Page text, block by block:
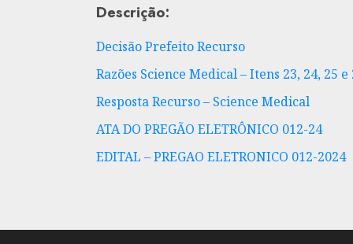
Descrição:
Decisão Prefeito Recurso
Razões Science Medical – Itens 23, 24, 25 e
Resposta Recurso – Science Medical
ATA DO PREGÃO ELETRÔNICO 012-24
EDITAL – PREGAO ELETRONICO 012-2024